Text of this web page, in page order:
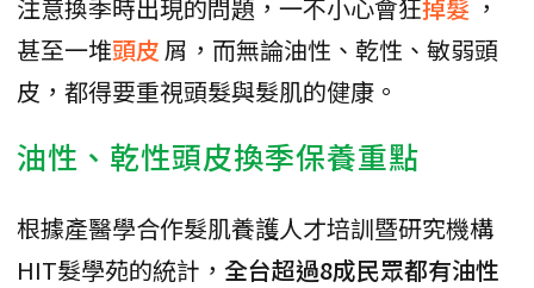
注意換季時出現的問題，一不小心會狂掉髮 ，
甚至一堆頭皮屑，而無論油性、乾性、敏弱頭
皮，都得要重視頭髮與髮肌的健康。
油性、乾性頭皮換季保養重點
根據產醫學合作髮肌養護人才培訓暨研究機構
HIT髮學苑的統計， 全台超過8成民眾都有油性